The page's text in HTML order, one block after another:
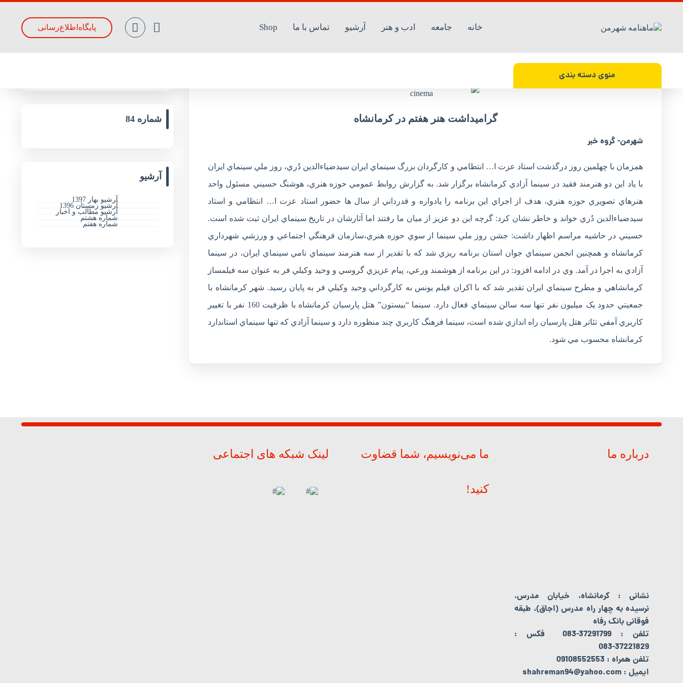
خانه جامعه ادب و هنر آرشیو تماس با ما Shop پایگاه‌اطلاع‌رسانی
منوی دسته بندی
گراميداشت ‌هنر هفتم‌ در ‌کرمانشاه
شهرمن- گروه خبر
همزمان با چهلمين روز درگذشت استاد عزت ا… انتظامي و کارگردان بزرگ سينماي ايران سيدضياءالدين دُري، روز ملي سينماي ايران
با ياد اين دو هنرمند فقيد در سينما آزادي کرمانشاه برگزار شد. به گزارش روابط عمومي حوزه هنري، هوشنگ حسيني مسئول واحد
هنرهاي تصويري حوزه هنري، هدف از اجراي اين برنامه را يادواره و قدرداني از سال ها حضور استاد عزت ا… انتظامي و استاد
سيدضياءالدين دُري خواند و خاطر نشان کرد: گرچه اين دو عزيز از ميان ما رفتند اما آثارشان در تاريخ سينماي ايران ثبت شده است.
حسيني در حاشيه مراسم اظهار داشت: جشن روز ملي سينما از سوي حوزه هنري،سازمان فرهنگي اجتماعي و ورزشي شهرداري
کرمانشاه و همچنين انجمن سينماي جوان استان برنامه ريزي شد که با تقدير از سه هنرمند سينماي نامي سينماي ايران، در سينما
آزادي به اجرا در آمد. وي در ادامه افزود: در اين برنامه از هوشمند ورعي، پيام عزيزي گروسي و وحيد وکيلي فر به عنوان سه فيلمساز
کرمانشاهي و مطرح سينماي ايران تقدير شد که با اکران فيلم يونس به کارگرداني وحيد وکيلي فر به پايان رسيد. شهر کرمانشاه با
جمعيتي حدود يک ميليون نفر تنها سه سالن سينماي فعال دارد. سينما “بيستون” هتل پارسيان کرمانشاه با ظرفيت 160 نفر با تغيير
کاربري آمفي تئاتر هتل پارسيان راه اندازي شده است، سينما فرهنگ کاربري چند منظوره دارد و سينما آزادي که تنها سينماي استاندارد
کرمانشاه محسوب مي شود.
جدیدترین مقالات
شماره 84
آرشیو
آرشیو بهار 1397
آرشیو زمستان 1396
آرشیو مطالب و اخبار
شماره هشتم
شماره هفتم
درباره ما
نشانی : کرمانشاه، خیابان مدرس،
نرسیده به چهار راه مدرس (اجاق)، طبقه
فوقانی بانک رفاه
تلفن : 37291799-083 فکس :
37221829-083
تلفن همراه : 09108552553
ایمیل : shahreman94@yahoo.com
ما می‌نویسیم، شما قضاوت
کنید!
لینک شبکه های اجتماعی